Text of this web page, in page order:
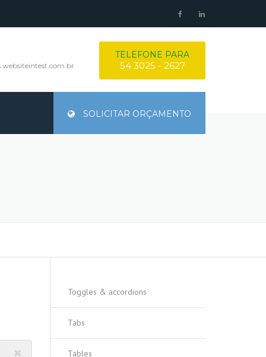
TELEFONE PARA
54 3025 - 2627
SOLICITAR ORÇAMENTO
Toggles & accordions
Tabs
Tables